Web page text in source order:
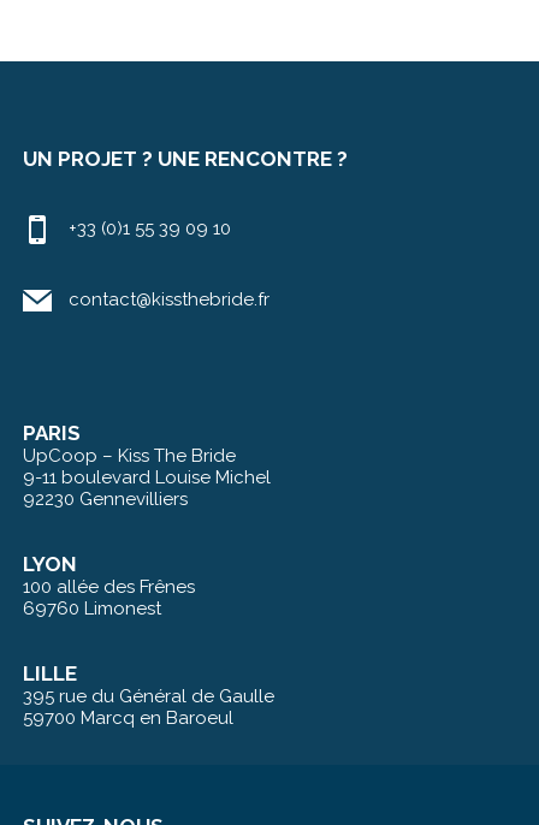
UN PROJET ? UNE RENCONTRE ?
+33 (0)1 55 39 09 10
contact@kissthebride.fr
PARIS
UpCoop – Kiss The Bride
9-11 boulevard Louise Michel
92230 Gennevilliers
LYON
100 allée des Frênes
69760 Limonest
LILLE
395 rue du Général de Gaulle
59700 Marcq en Baroeul